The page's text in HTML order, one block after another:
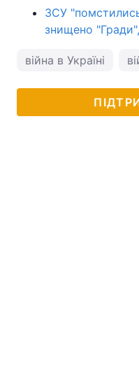
ЗСУ
знищено
війна в Україні